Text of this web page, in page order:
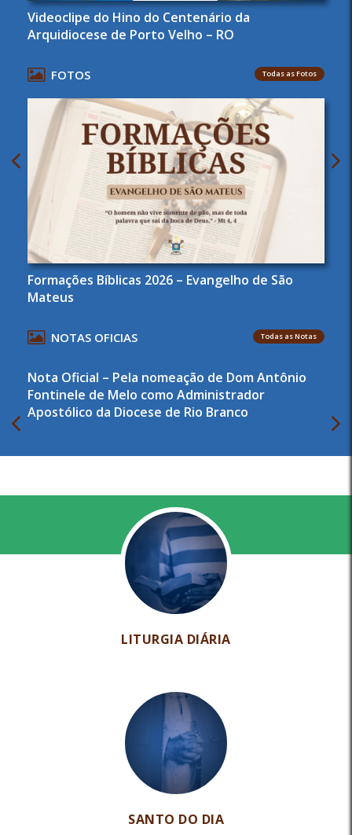
Videoclipe do Hino do Centenário da
Arquidiocese de Porto Velho – RO
FOTOS Todas as Fotos
Formações Bíblicas 2026 – Evangelho de São
Mateus
NOTAS OFICIAS Todas as Notas
Nota Oficial – Pela nomeação de Dom Antônio
Fontinele de Melo como Administrador
Apostólico da Diocese de Rio Branco
LITURGIA DIÁRIA
SANTO DO DIA